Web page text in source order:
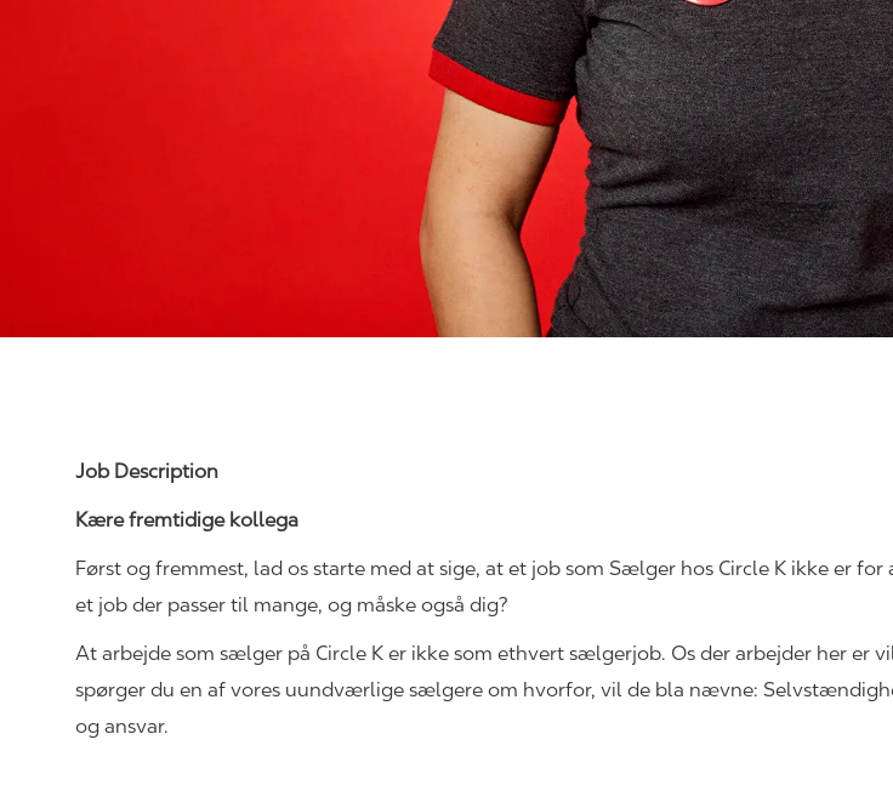
Job Description
Kære fremtidige kollega
Først og fremmest, lad os starte med at sige, at et job som Sælger hos Circle K ikke er for
et job der passer til mange, og måske også dig?
At arbejde som sælger på Circle K er ikke som ethvert sælgerjob. Os der arbejder her er
spørger du en af vores uundværlige sælgere om hvorfor, vil de bla nævne:
og ansvar.